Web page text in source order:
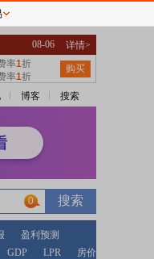
博客 搜索
0
盈利预测
GDP LPR 房价